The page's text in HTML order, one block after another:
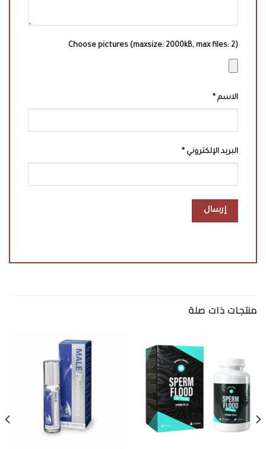
Choose pictures (maxsize: 2000kB, max files: 2)
الاسم *
البريد الإلكتروني *
منتجات ذات صلة